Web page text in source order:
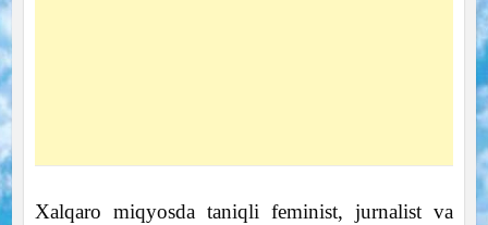
Xalqaro miqyosda taniqli feminist, jurnalist va